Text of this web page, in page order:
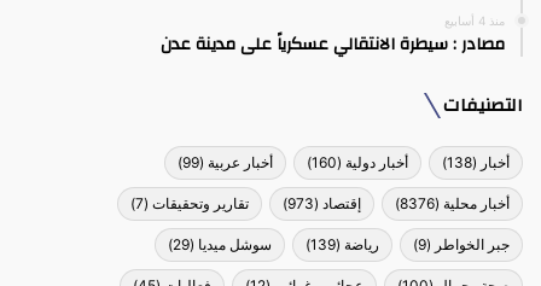
منذ 4 أسابيع
مصادر : سيطرة الانتقالي عسكرياً على مدينة عدن
التصنيفات
أخبار (138) أخبار دولية (160) أخبار عربية (99)
أخبار محلية (8376) إقتصاد (973) تقارير وتحقيقات (7)
جبر الخواطر (9) رياضة (139) سوشل ميديا (29)